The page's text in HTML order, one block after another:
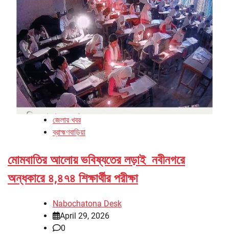
জেলার খবর
ব্রাহ্মণবাড়িয়া
মোমবাতির আলোয় ভবিষ্যতের লড়াই নবীনগরে
অন্ধকারে ৪,৪৭৪ শিক্ষার্থীর পরীক্ষা
Nabochatona Desk
April 29, 2026
0